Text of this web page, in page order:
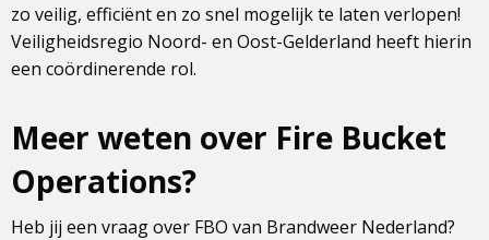
zo veilig, efficiënt en zo snel mogelijk te laten verlopen!
Veiligheidsregio Noord- en Oost-Gelderland heeft hierin
een coördinerende rol.
Meer weten over Fire Bucket
Operations?
Heb jij een vraag over FBO van Brandweer Nederland?